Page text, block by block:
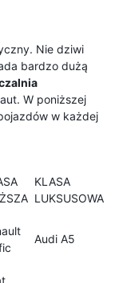
Nie dziwi
bardzo dużą
W poniższej
w każdej
KLASA
LUKSUSOWA
Audi A5